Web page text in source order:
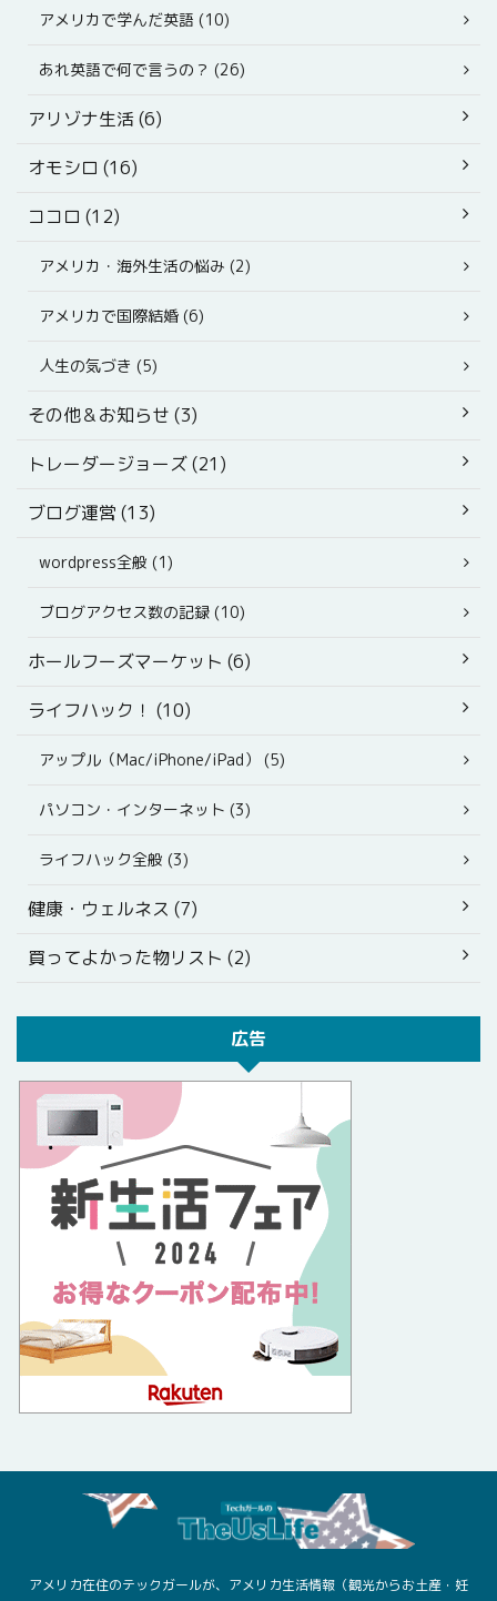
アメリカで学んだ英語 (10)
あれ英語で何で言うの？ (26)
アリゾナ生活 (6)
オモシロ (16)
ココロ (12)
アメリカ・海外生活の悩み (2)
アメリカで国際結婚 (6)
人生の気づき (5)
その他＆お知らせ (3)
トレーダージョーズ (21)
ブログ運営 (13)
wordpress全般 (1)
ブログアクセス数の記録 (10)
ホールフーズマーケット (6)
ライフハック！ (10)
アップル（Mac/iPhone/iPad） (5)
パソコン・インターネット (3)
ライフハック全般 (3)
健康・ウェルネス (7)
買ってよかった物リスト (2)
広告
アメリカ在住のテックガールが、アメリカ生活情報（観光からお土産・妊